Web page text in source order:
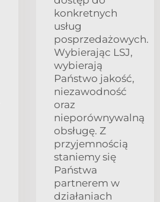
konkretnych
usług
posprzedażowych.
Wybierając LSJ,
wybierają
Państwo jakość,
niezawodność
oraz
nieporównywalną
obsługę. Z
przyjemnością
staniemy się
Państwa
partnerem w
działaniach